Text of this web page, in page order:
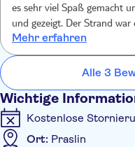
es sehr viel Spaß gemacht
und gezeigt. Der Strand
jeden Fall gesehen haben
schwimmen.
Mehr erfahren
Alle 3
Wichtige
Kostenlose
Ort: Praslin